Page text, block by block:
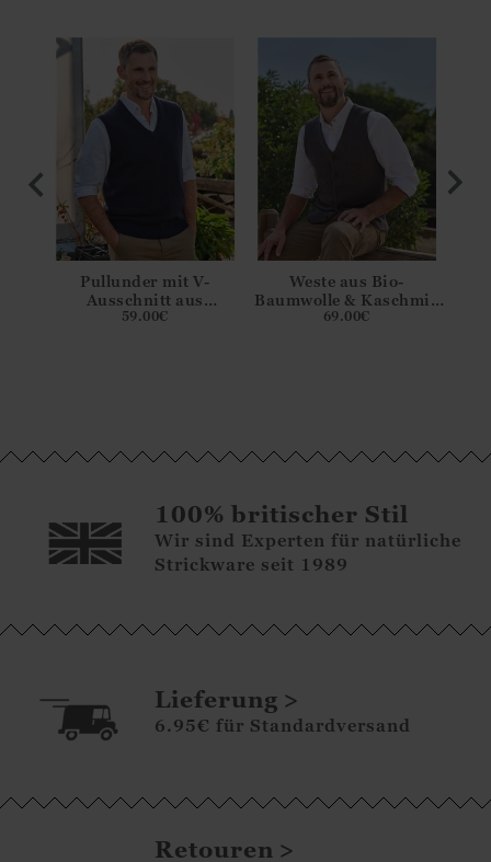
Pullunder mit V-
Ausschnitt aus
Lammwolle für Herren
59.00€
Weste aus Bio-
Baumwolle & Kaschmir
für Herren
69.00€
100% britischer Stil
Wir sind Experten für natürliche
Strickware seit 1989
Lieferung
6.95€ für Standardversand
Retouren